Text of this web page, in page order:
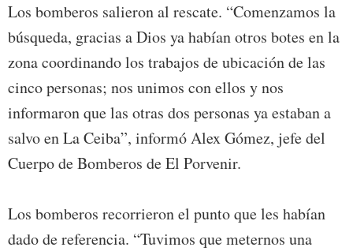
Los bomberos salieron al rescate. “Comenzamos la
búsqueda, gracias a Dios ya habían otros botes en la
zona coordinando los trabajos de ubicación de las
cinco personas; nos unimos con ellos y nos
informaron que las otras dos personas ya estaban a
salvo en La Ceiba”, informó Alex Gómez, jefe del
Cuerpo de Bomberos de El Porvenir.
Los bomberos recorrieron el punto que les habían
dado de referencia. “Tuvimos que meternos una